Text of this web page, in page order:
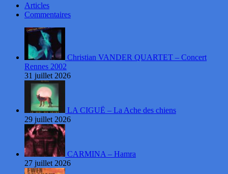
Articles
Commentaires
Christian VANDER QUARTET – Concert
Rennes 2002
31 juillet 2026
LA CIGUË – La Ache des chiens
29 juillet 2026
CARMINA – Hamra
27 juillet 2026